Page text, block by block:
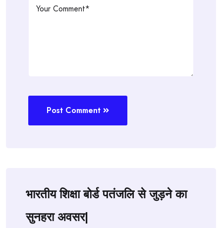
Post Comment
भारतीय शिक्षा बोर्ड पतंजलि से जुड़ने का
सुनहरा अवसर|